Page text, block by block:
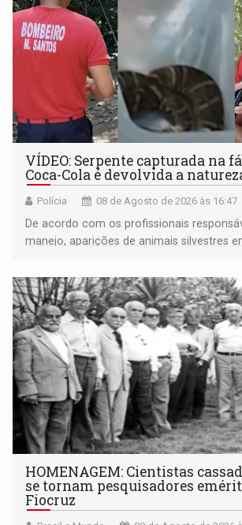
VÍDEO: Serpente capturada na
Coca-Cola é devolvida a
Polícia 08 de Agosto de 2026 às 16:47
De acordo com os profissionais
manejo, aparições de animais silvestres
HOMENAGEM: Cientistas
se tornam pesquisadores
Fiocruz